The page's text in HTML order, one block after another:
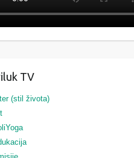
TV
(stil života)